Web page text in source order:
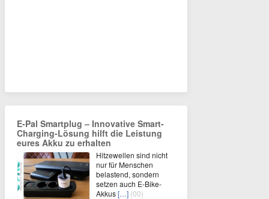
E-Pal Smartplug – Innovative Smart-
Charging-Lösung hilft die Leistung
eures Akku zu erhalten
Hitzewellen sind nicht
nur für Menschen
belastend, sondern
setzen auch E-Bike-
Akkus[…] (00)